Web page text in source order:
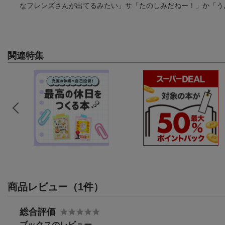
なフレンズさんが出てるみたい」サ「たのしみだねー！」か「
関連特集
商品レビュー（1件）
総合評価